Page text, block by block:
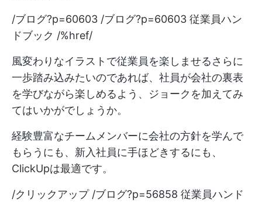
/ブログ?p=60603 /ブログ?p=60603 従業員ハン
ドブック /%href/
風変わりなイラストで従業員を楽しませるさらに
一歩踏み込みたいのであれば、社員が会社の裏表
を学びながら楽しめるよう、ジョークを加えてみ
てはいかがでしょうか。
経験豊富なチームメンバーに会社の方針を学んで
もらうにも、新入社員に手ほどきするにも、
ClickUpは最適です。
/クリックアップ /ブログ?p=56858 従業員ハンド